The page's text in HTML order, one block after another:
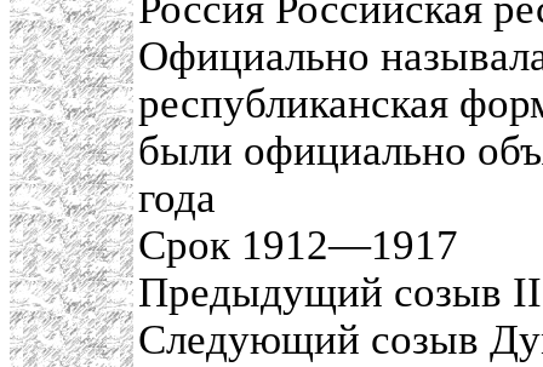
Официально
республиканская
были официально
года
Срок 1912—1917
Предыдущий созыв
Следующий созыв